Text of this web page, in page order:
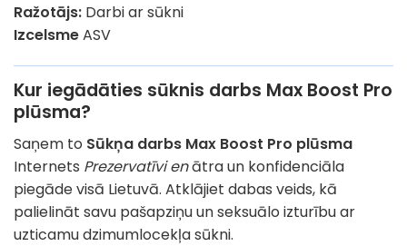
Ražotājs: Darbi ar sūkni
IzcelsmeASV
Kur iegādāties sūknis darbs Max Boost Pro
plūsma?
Saņem to Sūkņa darbs Max Boost Pro plūsma
Internets Prezervatīvi enātra un konfidenciāla
piegāde visā Lietuvā. Atklājiet dabas veids, kā
palielināt savu pašapziņu un seksuālo izturību ar
uzticamu dzimumlocekļa sūkni.